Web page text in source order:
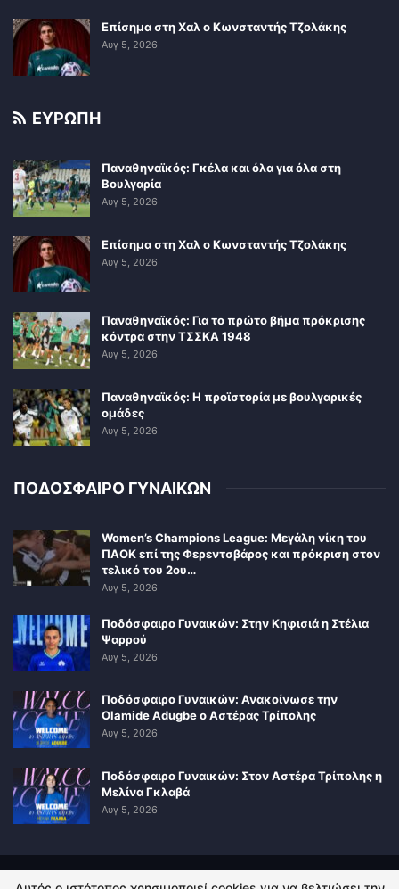
Επίσημα στη Χαλ ο Κωνσταντής Τζολάκης
Αυγ 5, 2026
ΕΥΡΩΠΗ
Παναθηναϊκός: Γκέλα και όλα για όλα στη
Βουλγαρία
Αυγ 5, 2026
Επίσημα στη Χαλ ο Κωνσταντής Τζολάκης
Αυγ 5, 2026
Παναθηναϊκός: Για το πρώτο βήμα πρόκρισης
κόντρα στην ΤΣΣΚΑ 1948
Αυγ 5, 2026
Παναθηναϊκός: Η προϊστορία με βουλγαρικές
ομάδες
Αυγ 5, 2026
ΠΟΔΟΣΦΑΙΡΟ ΓΥΝΑΙΚΩΝ
Women’s Champions League: Μεγάλη νίκη του
ΠΑΟΚ επί της Φερεντσβάρος και πρόκριση στον
τελικό του 2ου…
Αυγ 5, 2026
Ποδόσφαιρο Γυναικών: Στην Κηφισιά η Στέλια
Ψαρρού
Αυγ 5, 2026
Ποδόσφαιρο Γυναικών: Ανακοίνωσε την
Olamide Adugbe ο Αστέρας Τρίπολης
Αυγ 5, 2026
Ποδόσφαιρο Γυναικών: Στον Αστέρα Τρίπολης η
Μελίνα Γκλαβά
Αυγ 5, 2026